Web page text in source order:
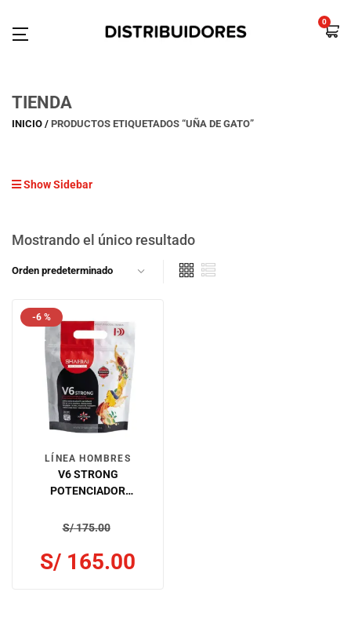
0
TIENDA
INICIO PRODUCTOS ETIQUETADOS “UÑA DE GATO”
Show Sidebar
Mostrando el único resultado
-6 %
LÍNEA HOMBRES
V6 STRONG
POTENCIADOR
S/175.00
S/ 165.00